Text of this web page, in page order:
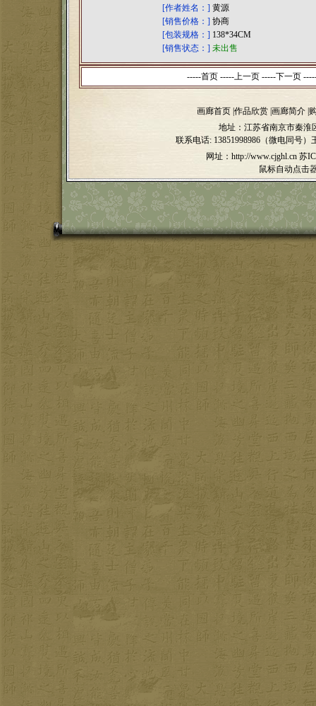
[作者姓名：] 黄源
[销售价格：] 协商
[包装规格：] 138*34CM
[销售状态：] 未出售
-----首页 -----上一页 -----下一页
画廊首页 作品欣赏 画廊简介
地址：江苏省南京市秦淮
联系电话: 13851998986（微电同号）
网址：http://www.cjghl.cn 苏
鼠标自动点击